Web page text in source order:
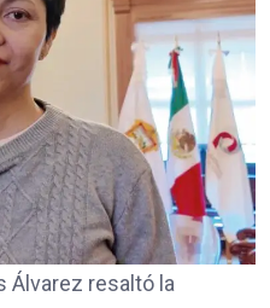
Álvarez resaltó la